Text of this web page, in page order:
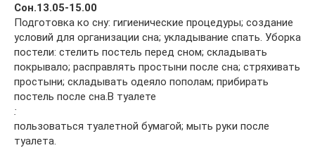
Сон.13.05-15.00
Подготовка ко сну: гигиенические процедуры; создание
условий для организации сна; укладывание спать. Уборка
постели: стелить постель перед сном; складывать
покрывало; расправлять простыни после сна; стряхивать
простыни; складывать одеяло пополам; прибирать
постель после сна.В туалете
:
пользоваться туалетной бумагой; мыть руки после
туалета.